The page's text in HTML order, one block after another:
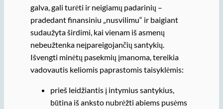
galva, gali turėti ir neigiamų padarinių –
pradedant finansiniu „nusvilimu“ ir baigiant
sudaužyta širdimi, kai vienam iš asmenų
nebeužtenka neįpareigojančių santykių.
Išvengti minėtų pasekmių įmanoma, tereikia
vadovautis keliomis paprastomis taisyklėmis:
prieš leidžiantis į intymius santykius,
būtina iš anksto nubrėžti abiems pusėms